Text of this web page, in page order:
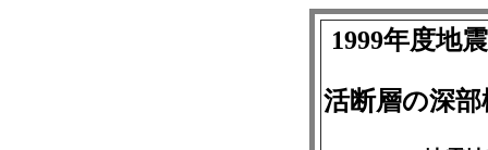
1999年度地
活断層の深